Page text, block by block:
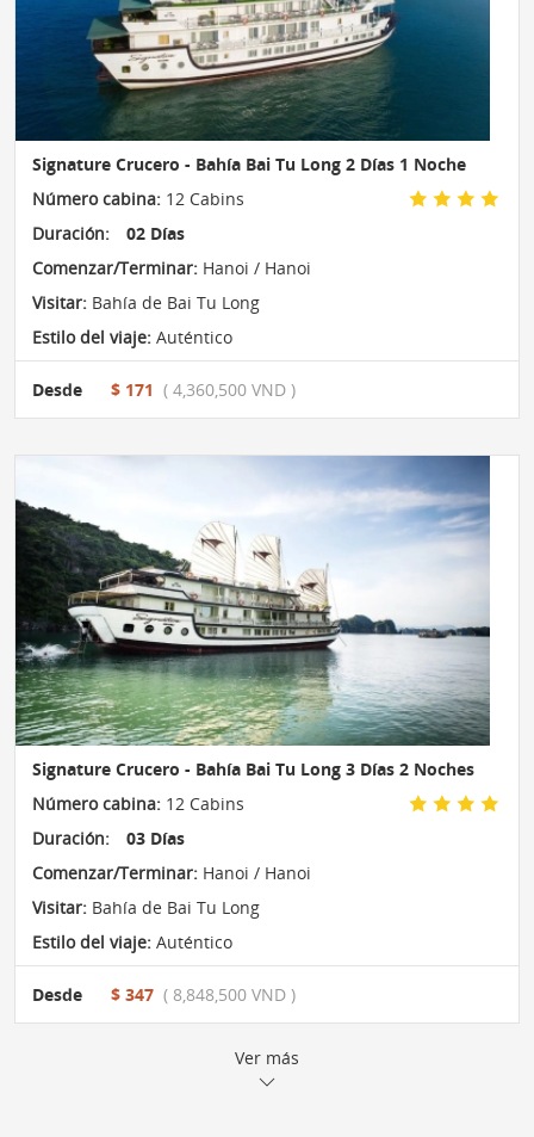
Signature Crucero - Bahía Bai Tu Long 2 Días 1 Noche
Número cabina: 12 Cabins
Duración:
02 Días
Comenzar/Terminar: Hanoi / Hanoi
Visitar: Bahía de Bai Tu Long
Estilo del viaje: Auténtico
Desde $ 171 ( 4,360,500 VND )
Signature Crucero - Bahía Bai Tu Long 3 Días 2 Noches
Número cabina: 12 Cabins
Duración:
03 Días
Comenzar/Terminar: Hanoi / Hanoi
Visitar: Bahía de Bai Tu Long
Estilo del viaje: Auténtico
Desde $ 347 ( 8,848,500 VND )
Ver más